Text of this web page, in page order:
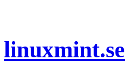
linuxmint.se